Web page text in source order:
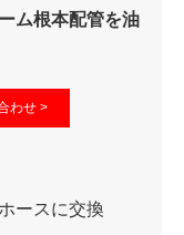
ム根本配管を油
わせ >
ースに交換